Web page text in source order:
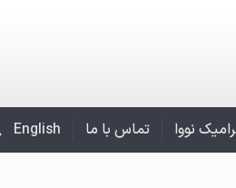
نووا تماس با ما English